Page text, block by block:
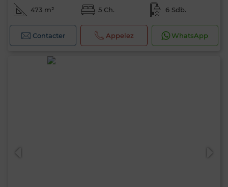
473 m² 5 Ch. 6 Sdb.
Contacter Appelez WhatsApp